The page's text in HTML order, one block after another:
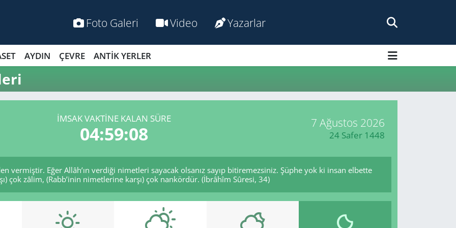
Foto Galeri Video Yazarlar
AYDIN ÇEVRE ANTİK YERLER
İMSAK VAKTİNE KALAN SÜRE
04:59:08 7 Ağustos 2026
24 Safer 1448
vermiştir. Eğer Allâh’ın verdiği nimetleri sayacak olsanız sayıp bitiremezsiniz. Şüphe yok ki insan elbette
çok zâlim, (Rabb’inin nimetlerine karşı) çok nankördür. (İbrâhîm Sûresi, 34)